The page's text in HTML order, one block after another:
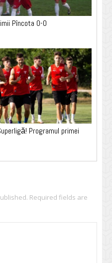
Pîncota 0-0
Programul primei
Required fields are